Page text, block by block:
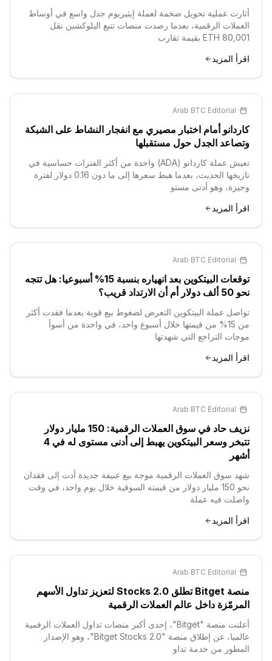
أثارت عملية تحويل ضخمة لعملة إيثيريوم جدل واسع في أوساط
العملات الرقمية، بعدما رصدت منصات تتبع البلوكشين نقل
80,001 ETH بقيمة تقارب
اقرأ المزيد
·
Arab BTC Editorial
كاردانو أمام اختبار مصيري مع انفجار النشاط على الشبكة
وتصاعد الجدل حول مستقبلها
تعيش عملة كاردانو (ADA) واحدة من أكثر الفترات حساسية في
تاريخها الحديث، بعدما هبط سعرها إلى ما دون 0.16 دولار لفترة
وجيزة، وهو أدنى مستو
اقرأ المزيد
·
Arab BTC Editorial
توقعات البيتكوين بعد انهياره بنسبة 15% أسبوعيا: هل تتجه
نحو 50 ألف دولار أم أن الارتداد قريب؟
تواصل عملة البيتكوين التعرض لضغوط بيع قوية بعدما فقدت أكثر
من 15% من قيمتها خلال أسبوع واحد، في واحدة من أسوأ
موجات التراجع التي شهدتها
اقرأ المزيد
·
Arab BTC Editorial
نزيف حاد في سوق العملات الرقمية: 150 مليار دولار
تتبخر وسعر البيتكوين يهبط إلى أدنى مستوى له في 4
أشهر
شهد سوق العملات الرقمية موجة بيع عنيفة جديدة أدت إلى فقدان
نحو 150 مليار دولار من قيمته السوقية خلال يوم واحد، في وقت
واصلت فيه عملة
اقرأ المزيد
·
Arab BTC Editorial
منصة Bitget تطلق Stocks 2.0 لتعزيز تداول الأسهم
المرمّزة داخل عالم العملات الرقمية
أعلنت منصة "Bitget"، إحدى أكبر منصات تداول العملات الرقمية
عالميا، عن إطلاق منصة "Bitget Stocks 2.0"، وهو الإصدار
المطور من خدمة تداو